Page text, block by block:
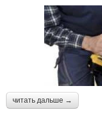
читать дальше →